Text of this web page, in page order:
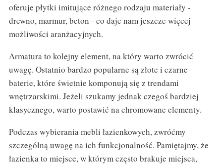
oferuje płytki imitujące różnego rodzaju materiały -
drewno, marmur, beton - co daje nam jeszcze więcej
możliwości aranżacyjnych.
Armatura to kolejny element, na który warto zwrócić
uwagę. Ostatnio bardzo popularne są złote i czarne
baterie, które świetnie komponują się z trendami
wnętrzarskimi. Jeżeli szukamy jednak czegoś bardziej
klasycznego, warto postawić na chromowane elementy.
Podczas wybierania mebli łazienkowych, zwróćmy
szczególną uwagę na ich funkcjonalność. Pamiętajmy, że
łazienka to miejsce, w którym często brakuje miejsca,